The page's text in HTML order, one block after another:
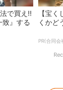
で買え!!
致』する
【宝
くかど
PR(合同